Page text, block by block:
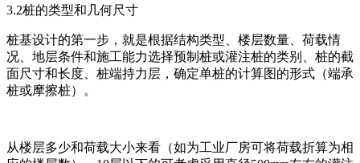
3.2桩的类型和几何尺寸
桩基设计的第一步，就是根据结构类型、楼层数量、荷载情
况、地层条件和施工能力选择预制桩或灌注桩的类别、桩的截
面尺寸和长度、桩端持力层，确定单桩的计算图的形式（端承
桩或摩擦桩）。
从楼层多少和荷载大小来看（如为工业厂房可将荷载折算为相